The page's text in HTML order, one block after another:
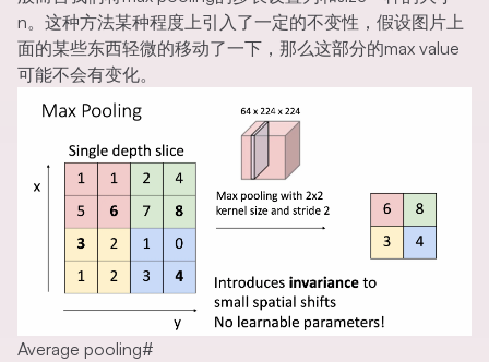
n。这种方法某种程度上引入了一定的不变性，假设图片上
面的某些东西轻微的移动了一下，那么这部分的max value
可能不会有变化。
Average pooling#